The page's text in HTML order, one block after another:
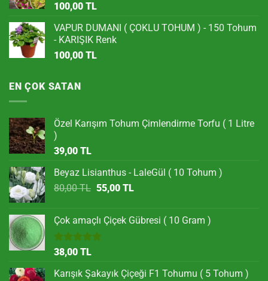
100,00 TL
VAPUR DUMANI ( ÇOKLU TOHUM ) - 150 Tohum
- KARIŞIK Renk
100,00 TL
EN ÇOK SATAN
Özel Karışım Tohum Çimlendirme Torfu ( 1 Litre
)
39,00 TL
Beyaz Lisianthus - LaleGül ( 10 Tohum )
80,00TL Orijinal
55,00 TL
55,00 TL.
Çok amaçlı Çiçek Gübresi ( 10 Gram )
5 üzerinden
5.00
aldı
38,00 TL
Karışık Şakayık Çiçeği F1 Tohumu ( 5 Tohum )